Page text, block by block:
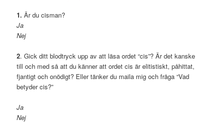
1. Är du cisman?
Ja
Nej
2. Gick ditt blodtryck upp av att läsa ordet “cis”? Är det kanske
till och med så att du känner att ordet cis är elitistiskt, påhittat,
fjantigt och onödigt? Eller tänker du maila mig och fråga “Vad
betyder cis?”
Ja
Nej